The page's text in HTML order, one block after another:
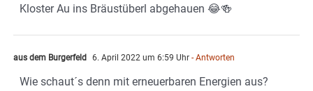
Kloster Au ins Bräustüberl abgehauen 😂🍻
aus dem Burgerfeld 6. April 2022 um 6:59 Uhr - Antworten
Wie schaut´s denn mit erneuerbaren Energien aus?